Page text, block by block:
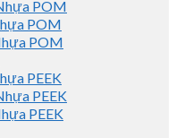
POM
POM
POM
PEEK
PEEK
PEEK